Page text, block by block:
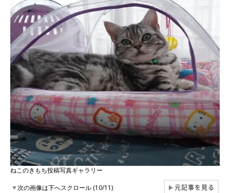
ねこのきもち投稿写真ギャラリー
▼次の画像は下へスクロール (10/11) ▶元記事を見る